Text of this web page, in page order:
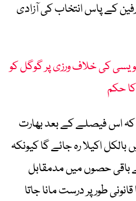
کے پاس انتخاب کی آزادی
کی خلاف ورزی پر گوگل کو
کہ اس فیصلے کے بعد بھارت
اکیلا رہ جائے گا کیونکہ
باقی حصوں میں مدمقابل
طور پر درست مانا جاتا